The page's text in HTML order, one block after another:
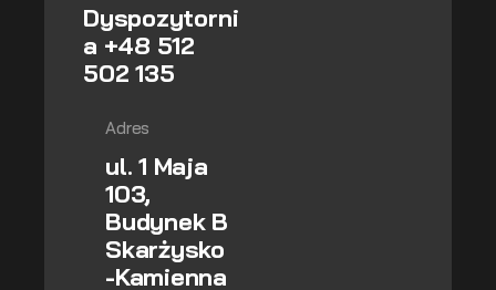
Dyspozytorni
a +48 512
502 135
Adres
ul. 1 Maja
103,
Budynek B
Skarżysko
-Kamienna